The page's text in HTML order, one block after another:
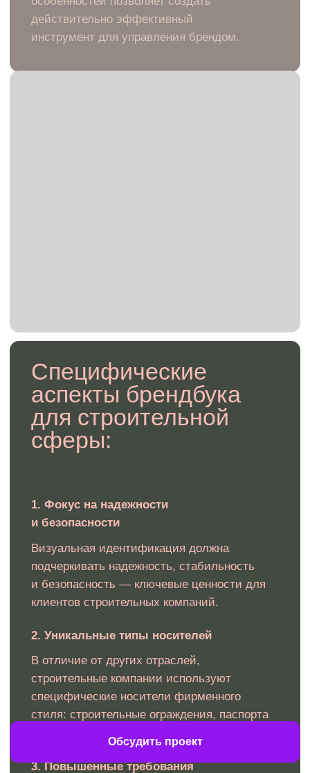
с учетом специфики
и конкретных задач компании,
обеспечивая эффективную
коммуникацию с целевой
Обсудить проект